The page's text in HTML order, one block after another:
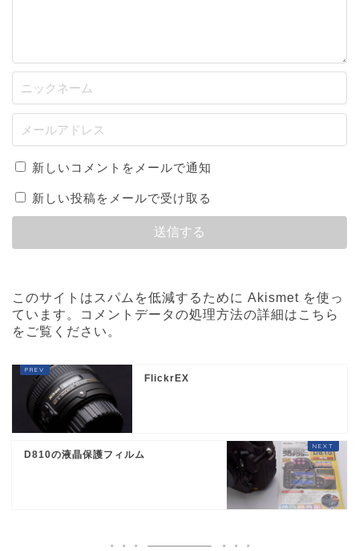
新しいコメントをメールで通知
新しい投稿をメールで受け取る
このサイトはスパムを低減するために Akismet を使っ
ています。
コメントデータの処理方法の詳細はこちら
をご覧ください 。
FlickrEX
D810の液晶保護フィルム